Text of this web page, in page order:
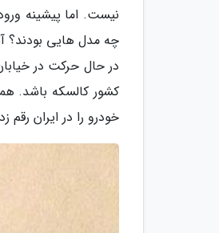
نیست. اما پیشینه
چه مدل هایی بودند؟
در حال حرکت در
کشور کالسکه باشد.
خودرو را در ایران